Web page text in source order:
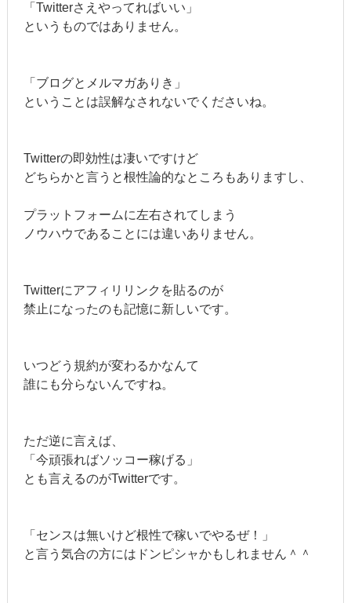
「Twitterさえやってればいい」
というものではありません。
「ブログとメルマガありき」
ということは誤解なされないでくださいね。
Twitterの即効性は凄いですけど
どちらかと言うと根性論的なところもありますし、
プラットフォームに左右されてしまう
ノウハウであることには違いありません。
Twitterにアフィリリンクを貼るのが
禁止になったのも記憶に新しいです。
いつどう規約が変わるかなんて
誰にも分らないんですね。
ただ逆に言えば、
「今頑張ればソッコー稼げる」
とも言えるのがTwitterです。
「センスは無いけど根性で稼いでやるぜ！」
と言う気合の方にはドンピシャかもしれません＾＾